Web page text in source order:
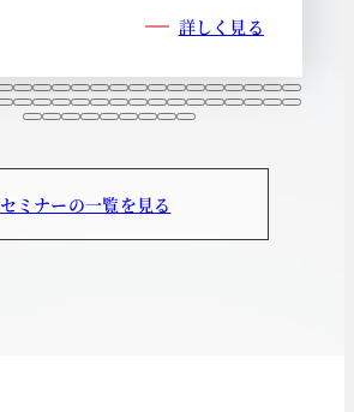
詳しく見る
セミナーの一覧を見る